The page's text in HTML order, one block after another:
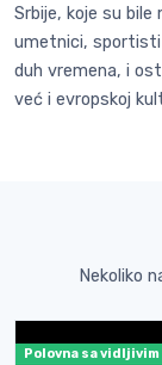
Srbije, koje su bile
umetnici, sportisti
duh vremena, i
već i evropskoj
Nekoliko
Polovna sa